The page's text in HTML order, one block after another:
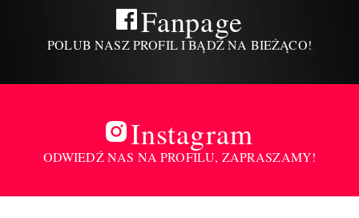
Fanpage
POLUB NASZ PROFIL I BĄDŹ NA BIEŻĄCO!
Instagram
ODWIEDŹ NAS NA PROFILU, ZAPRASZAMY!